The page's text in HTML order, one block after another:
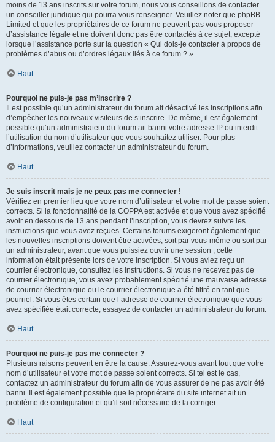
moins de 13 ans inscrits sur votre forum, nous vous conseillons de contacter
un conseiller juridique qui pourra vous renseigner. Veuillez noter que phpBB
Limited et que les propriétaires de ce forum ne peuvent pas vous proposer
d’assistance légale et ne doivent donc pas être contactés à ce sujet, excepté
lorsque l’assistance porte sur la question « Qui dois-je contacter à propos de
problèmes d’abus ou d’ordres légaux liés à ce forum ? ».
Haut
Pourquoi ne puis-je pas m’inscrire ?
Il est possible qu’un administrateur du forum ait désactivé les inscriptions afin
d’empêcher les nouveaux visiteurs de s’inscrire. De même, il est également
possible qu’un administrateur du forum ait banni votre adresse IP ou interdit
l’utilisation du nom d’utilisateur que vous souhaitez utiliser. Pour plus
d’informations, veuillez contacter un administrateur du forum.
Haut
Je suis inscrit mais je ne peux pas me connecter !
Vérifiez en premier lieu que votre nom d’utilisateur et votre mot de passe soient
corrects. Si la fonctionnalité de la COPPA est activée et que vous avez spécifié
avoir en dessous de 13 ans pendant l’inscription, vous devrez suivre les
instructions que vous avez reçues. Certains forums exigeront également que
les nouvelles inscriptions doivent être activées, soit par vous-même ou soit par
un administrateur, avant que vous puissiez ouvrir une session ; cette
information était présente lors de votre inscription. Si vous aviez reçu un
courrier électronique, consultez les instructions. Si vous ne recevez pas de
courrier électronique, vous avez probablement spécifié une mauvaise adresse
de courrier électronique ou le courrier électronique a été filtré en tant que
pourriel. Si vous êtes certain que l’adresse de courrier électronique que vous
avez spécifiée était correcte, essayez de contacter un administrateur du forum.
Haut
Pourquoi ne puis-je pas me connecter ?
Plusieurs raisons peuvent en être la cause. Assurez-vous avant tout que votre
nom d’utilisateur et votre mot de passe soient corrects. Si tel est le cas,
contactez un administrateur du forum afin de vous assurer de ne pas avoir été
banni. Il est également possible que le propriétaire du site internet ait un
problème de configuration et qu’il soit nécessaire de la corriger.
Haut